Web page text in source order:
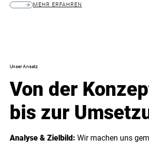
MEHR ERFAHREN
Unser Ansatz
Von der
bis zur
Analyse & Zielbild: Wir machen uns